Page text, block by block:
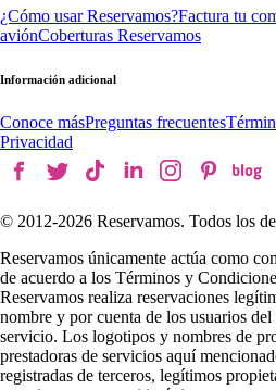
¿Cómo usar Reservamos?Factura tu
aviónCoberturas Reservamos
Información adicional
Conoce másPreguntas frecuentes
Privacidad
© 2012-2026 Reservamos. Todos los
Reservamos únicamente actúa como
de acuerdo a los Términos y
Reservamos realiza reservaciones
nombre y por cuenta de los usuarios
servicio. Los logotipos y nombres de
prestadoras de servicios aquí
registradas de terceros, legítimos